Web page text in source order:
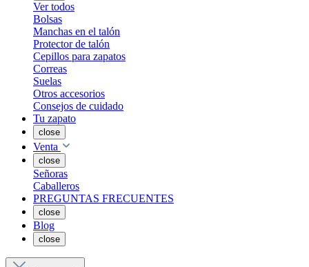
Ver todos
Bolsas
Manchas en el talón
Protector de talón
Cepillos para zapatos
Correas
Suelas
Otros accesorios
Consejos de cuidado
Tu zapato
close
Venta
close
Señoras
Caballeros
PREGUNTAS FRECUENTES
close
Blog
close